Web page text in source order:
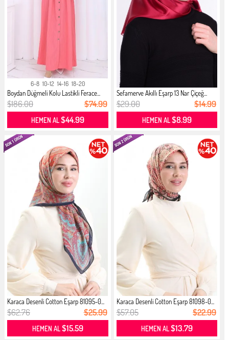
6-8 10-12 14-16 18-20
Boydan Düğmeli Kolu Lastikli Ferace...
$186.00 $74.99
HEMEN AL$44.99
Sefamerve Akıllı Eşarp 13 Nar Çiçeğ...
$29.00 $14.99
HEMEN AL$8.99
Karaca Desenli Cotton Eşarp 81095-0...
$62.76 $25.99
HEMEN AL$15.59
Karaca Desenli Cotton Eşarp 81098-0...
$57.05 $22.99
HEMEN AL$13.79